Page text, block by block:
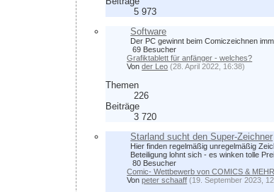
5 973
Software
Der PC gewinnt beim Comiczeichnen
69 Besucher
Grafiktablett für anfänger - welches?
Vonder Leo (28. April 2022, 16:38)
Themen
226
Beiträge
3 720
Starland sucht den Super-Zeichner
Hier finden regelmäßig unregelmäßig
Beteiligung lohnt sich - es winken tolle
80 Besucher
Comic- Wettbewerb von COMICS & MEHR
Vonpeter schaaff (19. September 2023,